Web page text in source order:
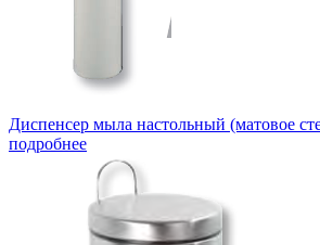
Диспенсер мыла настольный (матовое
подробнее